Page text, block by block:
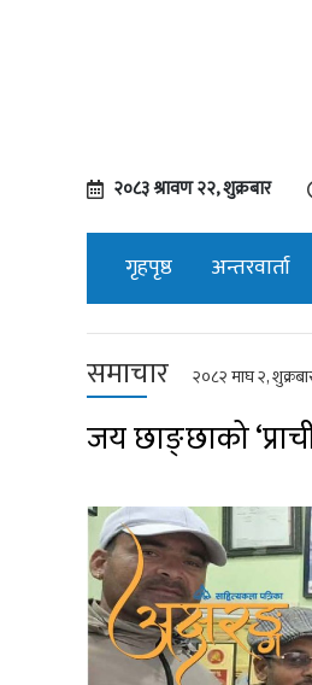
२०८३ श्रावण २२, शुक्रबार
गृहपृष्ठ अन्तरवार्ता
समाचार २०८२ माघ २,
जय छाङ्छाको